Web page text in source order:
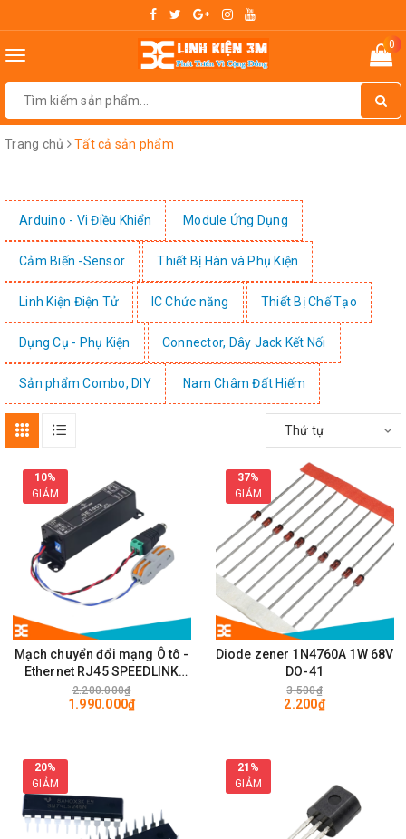
Toggle
0
Trang chủ Tất cả sản phẩm
Arduino - Vi Điều Khiển Module Ứng Dụng
Cảm Biến -Sensor Thiết Bị Hàn và Phụ Kiện
Linh Kiện Điện Tử IC Chức năng Thiết Bị Chế Tạo
Dụng Cụ - Phụ Kiện Connector, Dây Jack Kết Nối
Sản phẩm Combo, DIY Nam Châm Đất Hiếm
Thứ tự
10%
GIẢM
Mạch chuyển đổi mạng Ô tô -
Ethernet RJ45 SPEEDLINK
SE1002 100Mps
2.200.000₫
1.990.000₫
37%
GIẢM
Diode zener 1N4760A 1W 68V
DO-41
3.500₫
2.200₫
20%
GIẢM
21%
GIẢM